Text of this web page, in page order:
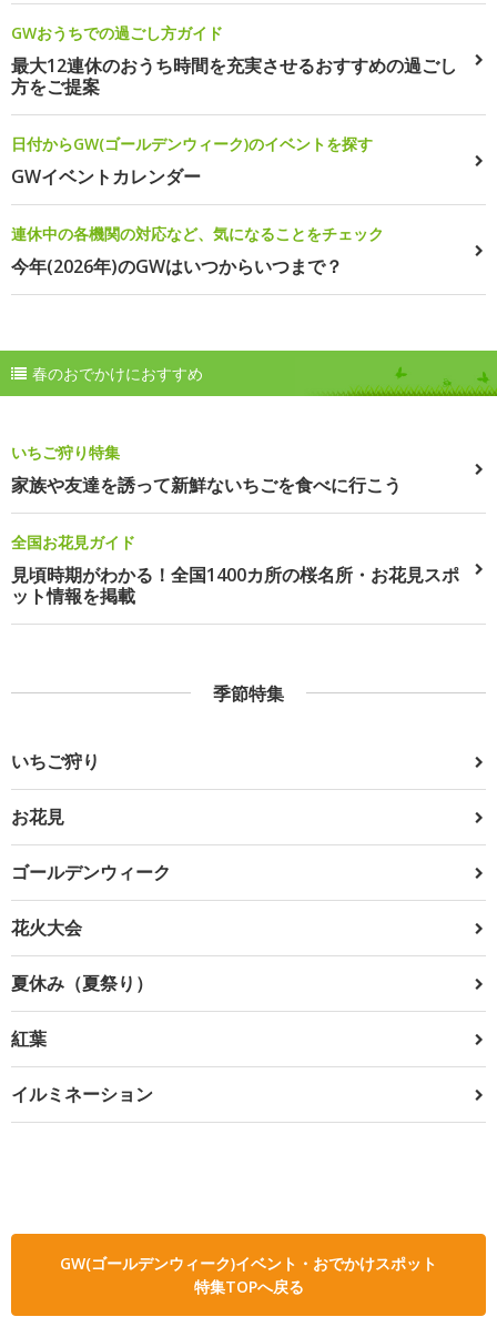
GWおうちでの過ごし方ガイド
最大12連休のおうち時間を充実させるおすすめの過ごし
方をご提案
日付からGW(ゴールデンウィーク)のイベントを探す
GWイベントカレンダー
連休中の各機関の対応など、気になることをチェック
今年(2026年)のGWはいつからいつまで？
春のおでかけにおすすめ
いちご狩り特集
家族や友達を誘って新鮮ないちごを食べに行こう
全国お花見ガイド
見頃時期がわかる！全国1400カ所の桜名所・お花見スポ
ット情報を掲載
季節特集
いちご狩り
お花見
ゴールデンウィーク
花火大会
夏休み（夏祭り）
紅葉
イルミネーション
GW(ゴールデンウィーク)イベント・おでかけスポット
特集TOPへ戻る